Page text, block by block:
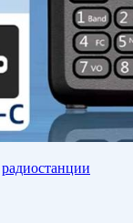
радиостанции